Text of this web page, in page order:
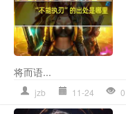
将而语...
jzb 11-24 0